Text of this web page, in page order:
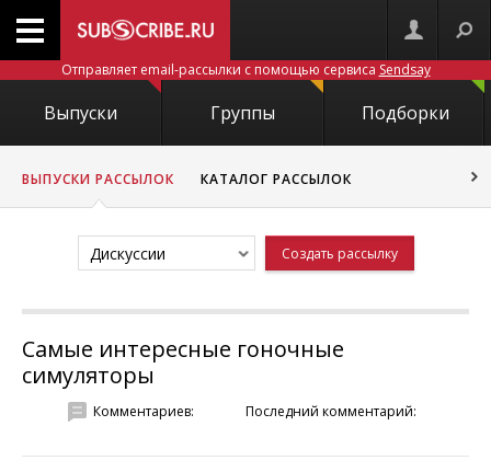
Отправляет email-рассылки с помощью сервиса Sendsay
Выпуски Группы Подборки
ВЫПУСКИ РАССЫЛОК КАТАЛОГ РАССЫЛОК
Дискуссии Создать рассылку
Самые интересные гоночные
симуляторы
Комментариев: Последний комментарий: